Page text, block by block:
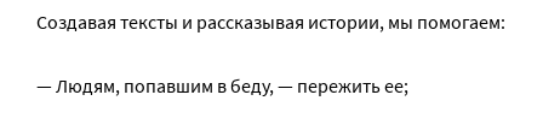
Создавая тексты и рассказывая истории, мы помогаем:
— Людям, попавшим в беду, — пережить ее;